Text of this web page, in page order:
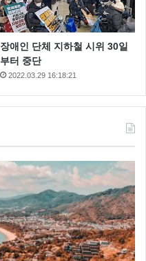
장애인 단체 지하철 시위 30일
부터 중단
2022.03.29 16:18:21